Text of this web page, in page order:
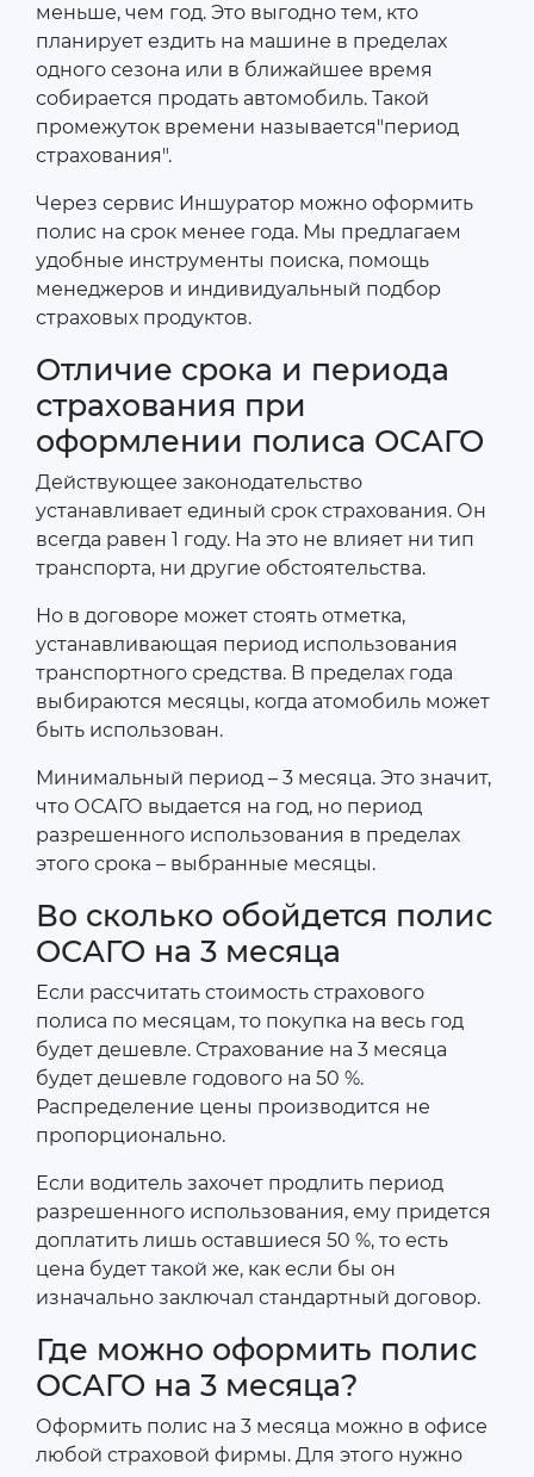
меньше, чем год. Это выгодно тем, кто
планирует ездить на машине в пределах
одного сезона или в ближайшее время
собирается продать автомобиль. Такой
промежуток времени называется"период
страхования".
Через сервис Иншуратор можно оформить
полис на срок менее года. Мы предлагаем
удобные инструменты поиска, помощь
менеджеров и индивидуальный подбор
страховых продуктов.
Отличие срока и периода
страхования при
оформлении полиса ОСАГО
Действующее законодательство
устанавливает единый срок страхования. Он
всегда равен 1 году. На это не влияет ни тип
транспорта, ни другие обстоятельства.
Но в договоре может стоять отметка,
устанавливающая период использования
транспортного средства. В пределах года
выбираются месяцы, когда атомобиль может
быть использован.
Минимальный период – 3 месяца. Это значит,
что ОСАГО выдается на год, но период
разрешенного использования в пределах
этого срока – выбранные месяцы.
Во сколько обойдется полис
ОСАГО на 3 месяца
Если рассчитать стоимость страхового
полиса по месяцам, то покупка на весь год
будет дешевле. Страхование на 3 месяца
будет дешевле годового на 50 %.
Распределение цены производится не
пропорционально.
Если водитель захочет продлить период
разрешенного использования, ему придется
доплатить лишь оставшиеся 50 %, то есть
цена будет такой же, как если бы он
изначально заключал стандартный договор.
Где можно оформить полис
ОСАГО на 3 месяца?
Оформить полис на 3 месяца можно в офисе
любой страховой фирмы. Для этого нужно